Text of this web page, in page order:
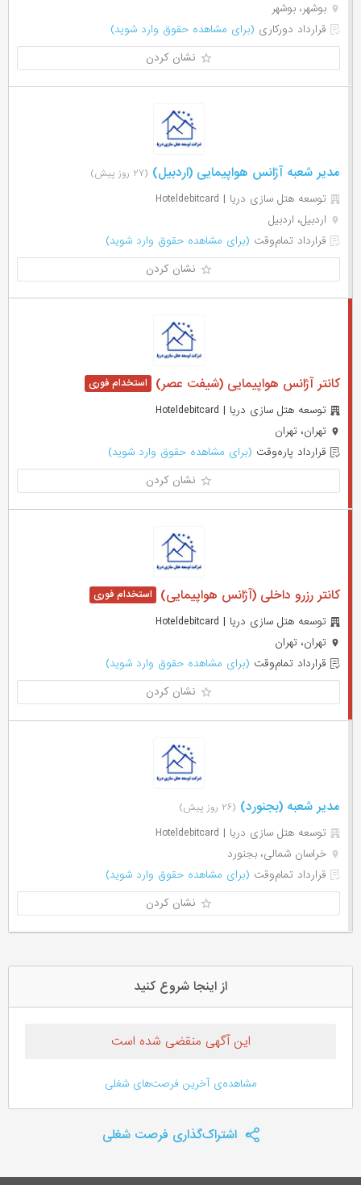
بوشهر، بوشهر
قرارداد دورکاری (برای مشاهده حقوق وارد شوید)
نشان کردن
مدیر شعبه آژانس هواپیمایی (اردبیل) (۲۷ روز پیش)
توسعه هتل سازی دریا | Hoteldebitcard
اردبیل، اردبیل
قرارداد تمام‌وقت (برای مشاهده حقوق وارد شوید)
نشان کردن
کانتر آژانس هواپیمایی (شیفت عصر)
توسعه هتل سازی دریا | Hoteldebitcard
تهران، تهران
قرارداد پاره‌وقت (برای مشاهده حقوق وارد شوید)
نشان کردن
کانتر رزرو داخلی (آژانس هواپیمایی)
توسعه هتل سازی دریا | Hoteldebitcard
تهران، تهران
قرارداد تمام‌وقت (برای مشاهده حقوق وارد شوید)
نشان کردن
مدیر شعبه (بجنورد) (۲۶ روز پیش)
توسعه هتل سازی دریا | Hoteldebitcard
خراسان شمالی، بجنورد
قرارداد تمام‌وقت (برای مشاهده حقوق وارد شوید)
نشان کردن
از اینجا شروع کنید
این آگهی منقضی شده است
مشاهده‌ی آخرین فرصت‌های شغلی
اشتراک‌گذاری فرصت شغلی